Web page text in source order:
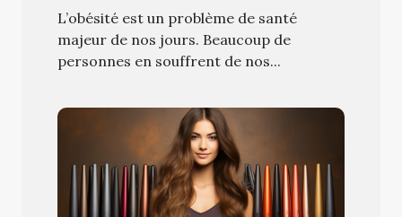
L’obésité est un problème de santé
majeur de nos jours. Beaucoup de
personnes en souffrent de nos...